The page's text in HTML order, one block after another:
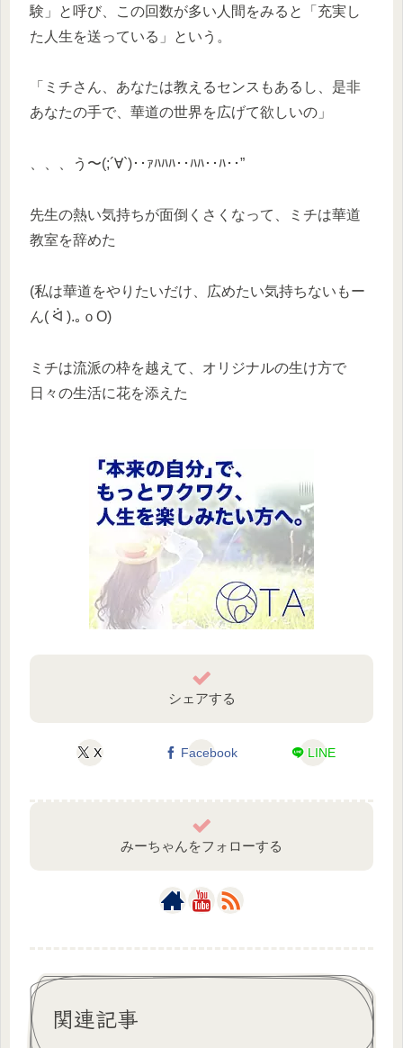
験」と呼び、この回数が多い人間をみると「充実し
た人生を送っている」という。
「ミチさん、あなたは教えるセンスもあるし、是非
あなたの手で、華道の世界を広げて欲しいの」
、、、う〜(;´∀`)･･ｧﾊﾊﾊ･･ﾊﾊ･･ﾊ･･”
先生の熱い気持ちが面倒くさくなって、ミチは華道
教室を辞めた
(私は華道をやりたいだけ、広めたい気持ちないもー
ん( ᐛ ).｡ｏO)
ミチは流派の枠を越えて、オリジナルの生け方で
日々の生活に花を添えた
シェアする
X Facebook LINE
みーちゃんをフォローする
関連記事